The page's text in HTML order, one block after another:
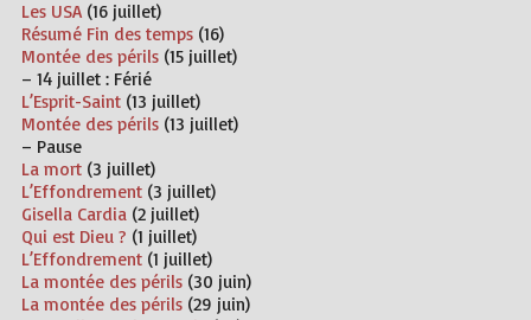
Les USA(16 juillet)
Résumé Fin des temps(16)
Montée des périls(15 juillet)
– 14 juillet : Férié
L’Esprit-Saint(13 juillet)
Montée des périls(13 juillet)
– Pause
La mort(3 juillet)
L’Effondrement(3 juillet)
Gisella Cardia (2 juillet)
Qui est Dieu ? (1 juillet)
L’Effondrement(1 juillet)
La montée des périls(30 juin)
La montée des périls(29 juin)